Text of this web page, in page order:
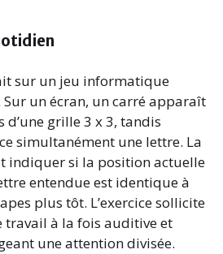
sur un jeu informatique
Sur un écran, un carré apparaît
d’une grille 3 x 3, tandis
simultanément une lettre. La
indiquer si la position actuelle
entendue est identique à
plus tôt. L’exercice sollicite
travail à la fois auditive et
une attention divisée.